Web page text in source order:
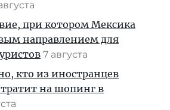
при котором Мексика
направлением для
7 августа
кто из иностранцев
тратит на шопинг в